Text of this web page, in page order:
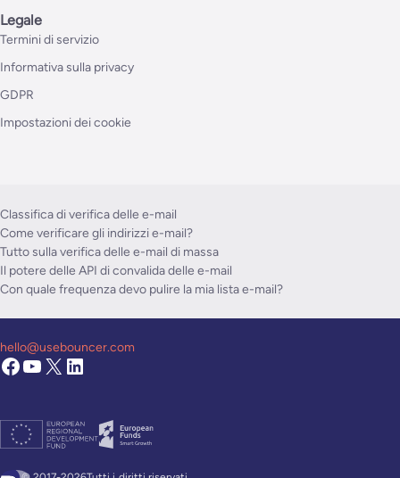
Legale
Termini di servizio
Informativa sulla privacy
GDPR
Impostazioni dei cookie
Classifica di verifica delle e-mail
Come verificare gli indirizzi e-mail?
Tutto sulla verifica delle e-mail di massa
Il potere delle API di convalida delle e-mail
Con quale frequenza devo pulire la mia lista e-mail?
hello@usebouncer.com